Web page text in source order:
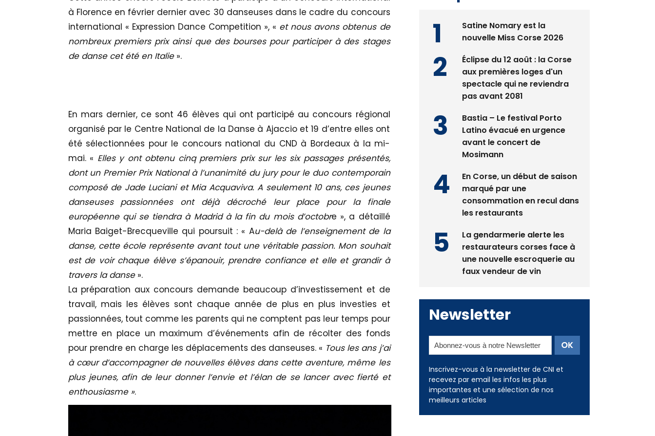
à Florence en février dernier avec 30 danseuses dans le cadre du concours
international « Expression Dance Competition », « et nous avons obtenus de
nombreux premiers prix ainsi que des bourses pour participer à des stages
de danse cet été en Italie».
En mars dernier, ce sont 46 élèves qui ont participé au concours régional
organisé par le Centre National de la Danse à Ajaccio et 19 d’entre elles ont
été sélectionnées pour le concours national du CND à Bordeaux à la mi-
mai. « Elles y ont obtenu cinq premiers prix sur les six passages présentés,
dont un Premier Prix National à l’unanimité du jury pour le duo contemporain
composé de Jade Luciani et Mia Acquaviva. A seulement 10 ans, ces jeunes
danseuses passionnées ont déjà décroché leur place pour la finale
européenne qui se tiendra à Madrid à la fin du mois d’octobre », a détaillé
Maria Baiget-Brecqueville qui poursuit : « Au-delà de l’enseignement de la
danse, cette école représente avant tout une véritable passion. Mon souhait
est de voir chaque élève s’épanouir, prendre confiance et elle et grandir à
travers la danse».
La préparation aux concours demande beaucoup d’investissement et de
travail, mais les élèves sont chaque année de plus en plus investies et
passionnées, tout comme les parents qui ne comptent pas leur temps pour
mettre en place un maximum d’événements afin de récolter des fonds
pour prendre en charge les déplacements des danseuses. « Tous les ans j’ai
à cœur d’accompagner de nouvelles élèves dans cette aventure, même les
plus jeunes, afin de leur donner l’envie et l’élan de se lancer avec fierté et
enthousiasme ».
Éclipse du 12 août : la Corse
spectacle qui ne reviendra
pas avant 2081
Bastia – Le festival Porto
avant le concert de
Mosimann
En Corse, un début de saison
consommation en recul dans
les restaurants
La gendarmerie alerte les
une nouvelle escroquerie au
faux vendeur de vin
Inscrivez-vous à la newsletter de CNI et
recevez par email les infos les plus
importantes et une sélection de nos
meilleurs articles